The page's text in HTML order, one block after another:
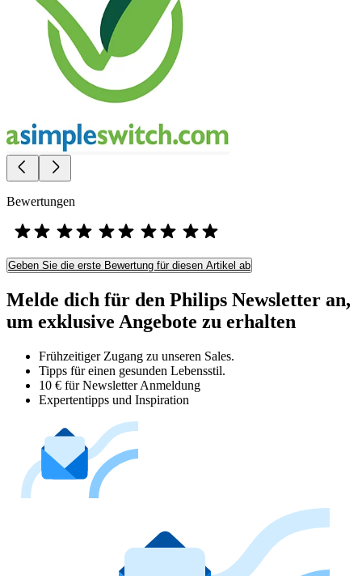
Bewertungen
Geben Sie die erste Bewertung für diesen Artikel ab
Melde dich für den Philips Newsletter an,
um exklusive Angebote zu erhalten
Frühzeitiger Zugang zu unseren Sales.
Tipps für einen gesunden Lebensstil.
10 € für Newsletter Anmeldung
Expertentipps und Inspiration